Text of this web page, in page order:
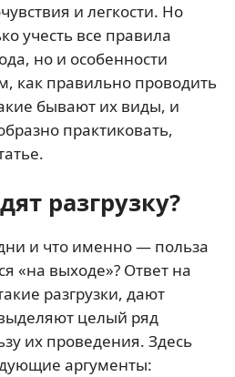
и легкости. Но
учесть все правила
но и особенности
как правильно проводить
бывают их виды, и
практиковать,
разгрузку?
и что именно — польза
«на выходе»? Ответ на
разгрузки, дают
целый ряд
их проведения. Здесь
аргументы: